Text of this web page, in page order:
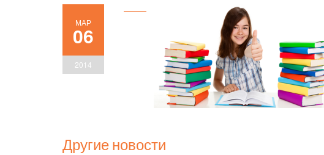
МАР
06
2014
Другие новости